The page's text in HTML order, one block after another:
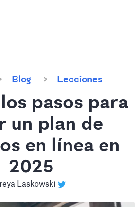
Blog Lecciones
pasos para
un plan de
en línea en
2025
Laskowski